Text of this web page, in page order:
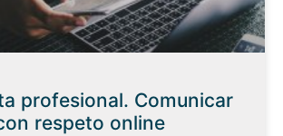
profesional. Comunicar
respeto online